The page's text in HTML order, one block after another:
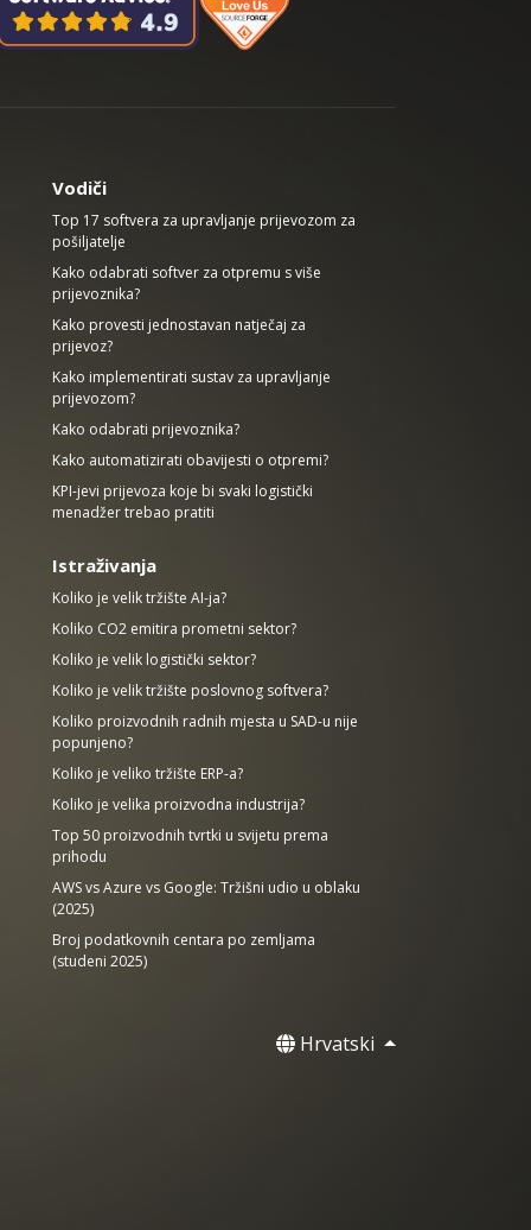
Vodiči
Top 17 softvera za upravljanje prijevozom za
pošiljatelje
Kako odabrati softver za otpremu s više
prijevoznika?
Kako provesti jednostavan natječaj za
prijevoz?
Kako implementirati sustav za upravljanje
prijevozom?
Kako odabrati prijevoznika?
Kako automatizirati obavijesti o otpremi?
KPI-jevi prijevoza koje bi svaki logistički
menadžer trebao pratiti
Istraživanja
Koliko je velik tržište AI-ja?
Koliko CO2 emitira prometni sektor?
Koliko je velik logistički sektor?
Koliko je velik tržište poslovnog softvera?
Koliko proizvodnih radnih mjesta u SAD-u nije
popunjeno?
Koliko je veliko tržište ERP-a?
Koliko je velika proizvodna industrija?
Top 50 proizvodnih tvrtki u svijetu prema
prihodu
AWS vs Azure vs Google: Tržišni udio u oblaku
(2025)
Broj podatkovnih centara po zemljama
(studeni 2025)
Hrvatski